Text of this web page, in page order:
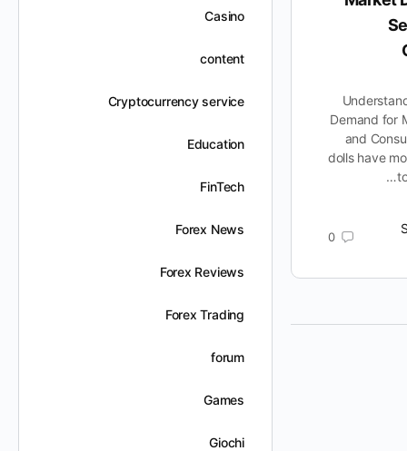
Demand for
and
dolls have
0
Questions
from the way that the three major
accounts eventually balance out and
known as…
Casino
content
Cryptocurrency service
Education
FinTech
Forex News
Forex Reviews
Forex Trading
forum
Games
Giochi